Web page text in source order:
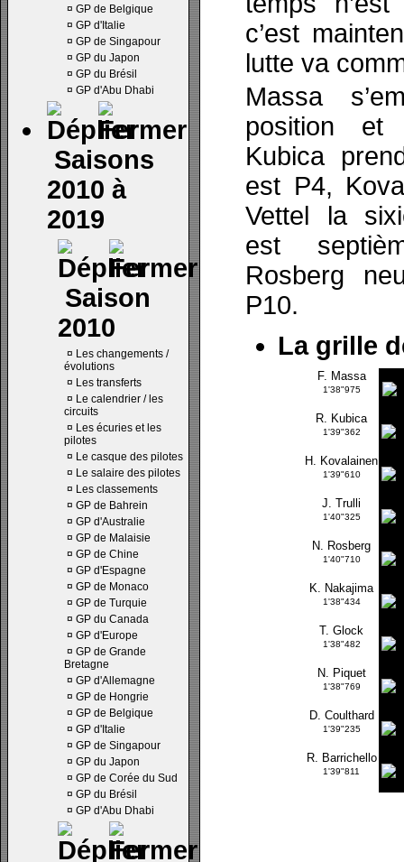
¤ GP de Belgique
¤ GP d'Italie
¤ GP de Singapour
¤ GP du Japon
¤ GP du Brésil
¤ GP d'Abu Dhabi
Saisons
2010 à
2019
Saison
2010
¤ Les changements /
évolutions
¤ Les transferts
¤ Le calendrier / les
circuits
¤ Les écuries et les
pilotes
¤ Le casque des pilotes
¤ Le salaire des pilotes
¤ Les classements
¤ GP de Bahrein
¤ GP d'Australie
¤ GP de Malaisie
¤ GP de Chine
¤ GP d'Espagne
¤ GP de Monaco
¤ GP de Turquie
¤ GP du Canada
¤ GP d'Europe
¤ GP de Grande
Bretagne
¤ GP d'Allemagne
¤ GP de Hongrie
¤ GP de Belgique
¤ GP d'Italie
¤ GP de Singapour
¤ GP du Japon
¤ GP de Corée du Sud
¤ GP du Brésil
¤ GP d'Abu Dhabi
c’est
lutte va
Massa
position et
Kubica
est P4,
Vettel la
est
Rosberg
P10.
La grille
F. Massa
1'38"975
R. Kubica
1'39"362
H. Kovalainen
1'39"610
J. Trulli
1'40"325
N. Rosberg
1'40"710
K. Nakajima
1'38"434
T. Glock
1'38"482
N. Piquet
1'38"769
D. Coulthard
1'39"235
R. Barrichello
1'39"811